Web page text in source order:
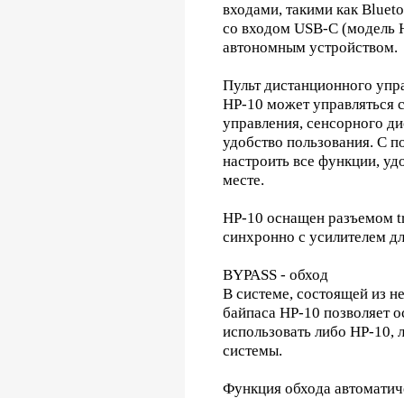
входами, такими как
со входом USB-C (модель
автономным устройством.
Пульт дистанционного
HP-10 может управляться
управления, сенсорного
удобство пользования. С
настроить все функции,
месте.
HP-10 оснащен разъемом
синхронно с усилителем
BYPASS - обход
В системе, состоящей из
байпаса HP-10 позволяет
использовать либо HP-10,
системы.
Функция обхода